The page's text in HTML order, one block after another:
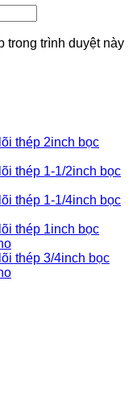
trong trình duyệt này
thép 2inch bọc
thép 1-1/2inch bọc
thép 1-1/4inch bọc
thép 1inch bọc
thép 3/4inch bọc